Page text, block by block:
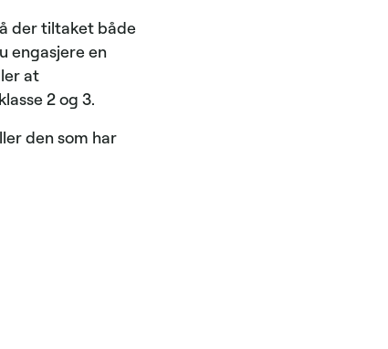
der tiltaket både
engasjere en
at
2 og 3.
den som har